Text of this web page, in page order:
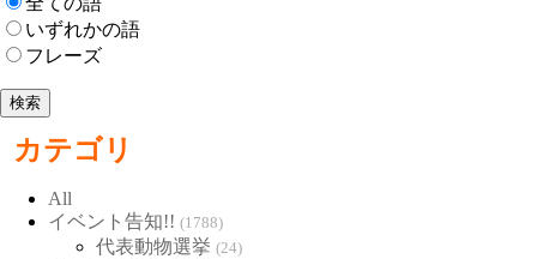
いずれかの語
フレーズ
カテゴリ
All
イベント告知!! (1788)
代表動物選挙 (24)